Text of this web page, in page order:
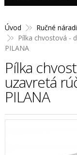
Úvod Ručné
Pílka chvostová -
PILANA
Pílka
uzavretá
PILANA